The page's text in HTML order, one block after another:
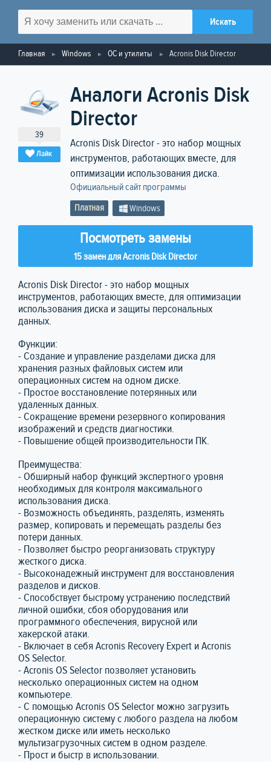
Главная Windows ОС и утилиты Acronis Disk Director
39
Лайк
Аналоги Acronis Disk
Director
Acronis Disk Director - это набор мощных
инструментов, работающих вместе, для
оптимизации использования диска.
Официальный сайт программы
Платная Windows
Посмотреть замены
15 замен для Acronis Disk Director
Acronis Disk Director - это набор мощных
инструментов, работающих вместе, для оптимизации
использования диска и защиты персональных
данных.
Функции:
- Создание и управление разделами диска для
хранения разных файловых систем или
операционных систем на одном диске.
- Простое восстановление потерянных или
удаленных данных.
- Сокращение времени резервного копирования
изображений и средств диагностики.
- Повышение общей производительности ПК.
Преимущества:
- Обширный набор функций экспертного уровня
необходимых для контроля максимального
использования диска.
- Возможность объединять, разделять, изменять
размер, копировать и перемещать разделы без
потери данных.
- Позволяет быстро реорганизовать структуру
жесткого диска.
- Высоконадежный инструмент для восстановления
разделов и дисков.
- Способствует быстрому устранению последствий
личной ошибки, сбоя оборудования или
программного обеспечения, вирусной или
хакерской атаки.
- Включает в себя Acronis Recovery Expert и Acronis
OS Selector.
- Acronis OS Selector позволяет установить
несколько операционных систем на одном
компьютере.
- С помощью Acronis OS Selector можно загрузить
операционную систему с любого раздела на любом
жестком диске или иметь несколько
мультизагрузочных систем в одном разделе.
- Прост и быстр в использовании.